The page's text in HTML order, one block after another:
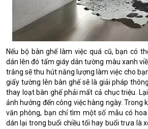
Nếu bộ bàn ghế làm việc quá cũ, bạn có
dán lên đó tấm giáy dán tường màu xanh
trắng sẽ thu hút năng lượng làm việc cho
giấy tường lên bàn ghế sẽ là giải pháp
thay loạt bàn ghế phải mất cả chục triệu.
ảnh hưởng đến công việc hàng ngày. Trong
văn phòng, bạn chỉ tìm một số mẫu có
dán lại trong buổi chiều tối hay buổi trưa là